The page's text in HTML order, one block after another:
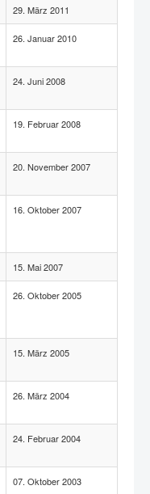
29. März 2011
26. Januar 2010
24. Juni 2008
19. Februar 2008
20. November 2007
16. Oktober 2007
15. Mai 2007
26. Oktober 2005
15. März 2005
26. März 2004
24. Februar 2004
07. Oktober 2003